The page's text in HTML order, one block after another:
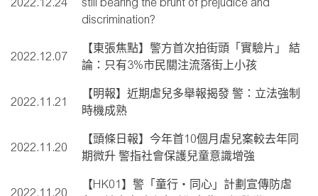
2022.12.24
still bearing the brunt of prejudice and
discrimination?
2022.12.07
【東張焦點】警方首次拍街頭「實驗片」 結
論：只有3%市民關注流落街上小孩
2022.11.21
【明報】近期虐兒多舉報揭發 警：立法強制
時機成熟
2022.11.20
【頭條日報】今年首10個月虐兒案較去年同
期微升 警指社會保護兒童意識增強
2022.11.20
【HK01】警「童行‧同心」計劃宣傳防虐